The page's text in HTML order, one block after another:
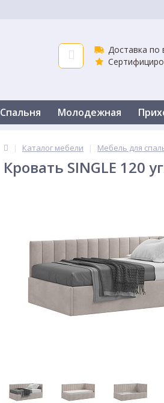
Доставка по
Спальня Молодежная
| Каталог мебели | Мебель для
Кровать SINGLE 120